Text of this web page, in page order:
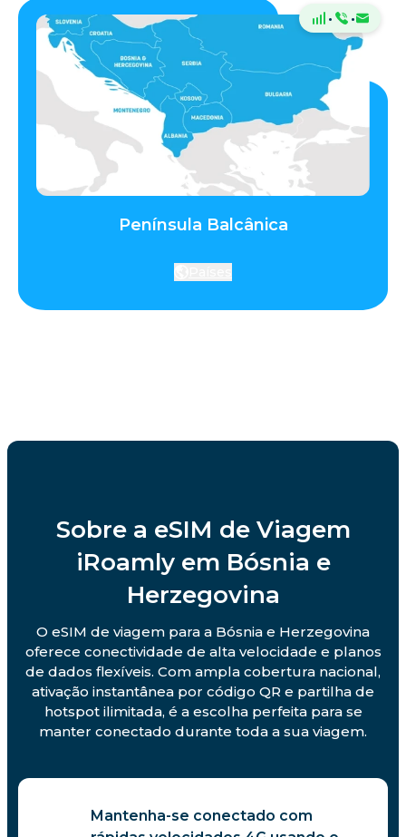
· ·
Península Balcânica
Sobre a eSIM de Viagem
iRoamly em Bósnia e
Herzegovina
O eSIM de viagem para a Bósnia e Herzegovina
oferece conectividade de alta velocidade e planos
de dados flexíveis. Com ampla cobertura nacional,
ativação instantânea por código QR e partilha de
hotspot ilimitada, é a escolha perfeita para se
manter conectado durante toda a sua viagem.
Mantenha-se conectado com